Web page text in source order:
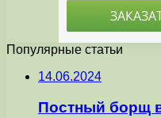
Популярные статьи
14.06.2024
Постный борщ